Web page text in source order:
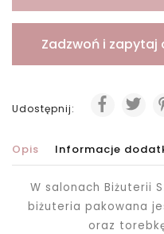
Zadzwoń i
Udostępnij:
Opis Informacje
W salonach Biżuterii
biżuteria pakowana
oraz